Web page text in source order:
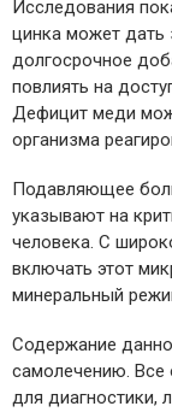
Исследования
цинка может дать
долгосрочное
повлиять на
Дефицит меди
организма
Подавляющее
указывают на
человека. С
включать этот
минеральный
Содержание
самолечению. Все
для диагностики,